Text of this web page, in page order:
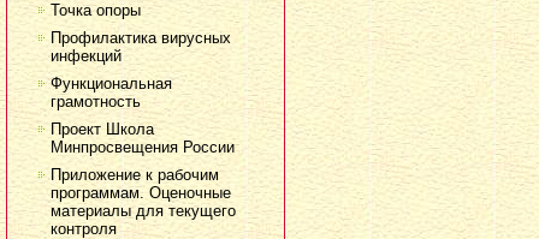
Точка опоры
Профилактика вирусных
инфекций
Функциональная
грамотность
Проект Школа
Минпросвещения России
Приложение к рабочим
программам. Оценочные
материалы для текущего
контроля